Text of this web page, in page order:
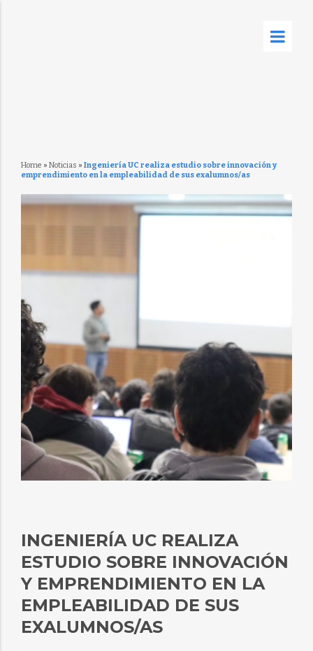
Home » Noticias » Ingeniería UC realiza estudio sobre innovación y
emprendimiento en la empleabilidad de sus exalumnos/as
INGENIERÍA UC REALIZA
ESTUDIO SOBRE INNOVACIÓN
Y EMPRENDIMIENTO EN LA
EMPLEABILIDAD DE SUS
EXALUMNOS/AS